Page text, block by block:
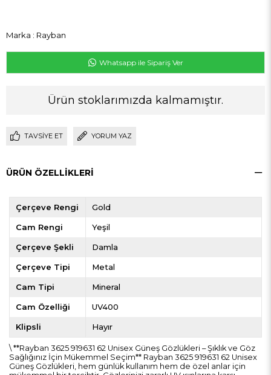
Marka : Rayban
Whatsapp ile Sipariş Ver
Ürün stoklarımızda kalmamıştır.
TAVSIYE ET YORUM YAZ
ÜRÜN ÖZELLIKLERI
Çerçeve Rengi Gold
Cam Rengi Yeşil
Çerçeve Şekli Damla
Çerçeve Tipi Metal
Cam Tipi Mineral
Cam Özelliği UV400
Klipsli Hayır
\ **Rayban 3625 919631 62 Unisex Güneş Gözlükleri – Şıklık ve Göz
Sağlığınız İçin Mükemmel Seçim** Rayban 3625 919631 62 Unisex
Güneş Gözlükleri, hem günlük kullanım hem de özel anlar için